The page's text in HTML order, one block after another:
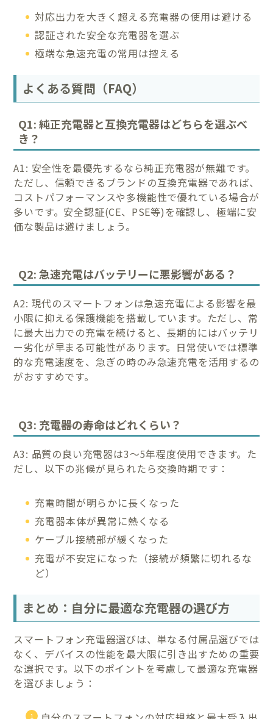
対応出力を大きく超える充電器の使用は避ける
認証された安全な充電器を選ぶ
極端な急速充電の常用は控える
よくある質問（FAQ）
Q1: 純正充電器と互換充電器はどちらを選ぶべ
き？
A1: 安全性を最優先するなら純正充電器が無難です。
ただし、信頼できるブランドの互換充電器であれば、
コストパフォーマンスや多機能性で優れている場合が
多いです。安全認証(CE、PSE等)を確認し、極端に安
価な製品は避けましょう。
Q2: 急速充電はバッテリーに悪影響がある？
A2: 現代のスマートフォンは急速充電による影響を最
小限に抑える保護機能を搭載しています。ただし、常
に最大出力での充電を続けると、長期的にはバッテリ
ー劣化が早まる可能性があります。日常使いでは標準
的な充電速度を、急ぎの時のみ急速充電を活用するの
がおすすめです。
Q3: 充電器の寿命はどれくらい？
A3: 品質の良い充電器は3〜5年程度使用できます。た
だし、以下の兆候が見られたら交換時期です：
充電時間が明らかに長くなった
充電器本体が異常に熱くなる
ケーブル接続部が緩くなった
充電が不安定になった（接続が頻繁に切れるな
ど）
まとめ：自分に最適な充電器の選び方
スマートフォン充電器選びは、単なる付属品選びでは
なく、デバイスの性能を最大限に引き出すための重要
な選択です。以下のポイントを考慮して最適な充電器
を選びましょう：